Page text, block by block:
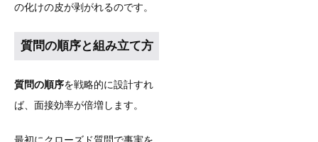
の化けの皮が剥がれるのです。
質問の順序と組み立て方
質問の順序を戦略的に設計すれ
ば、面接効率が倍増します。
最初にクローズド質問で事実を